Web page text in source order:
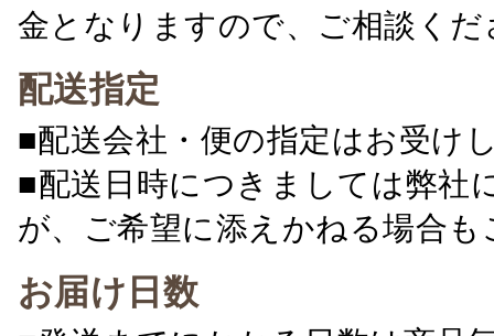
金となりますので、ご相談くだ
配送指定
■配送会社・便の指定はお受け
■配送日時につきましては弊社
が、ご希望に添えかねる場合
お届け日数